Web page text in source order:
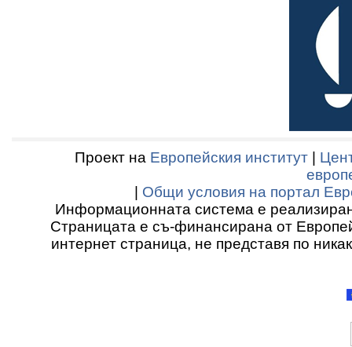
Проект на Европейския институт
Общи условия на портал
Информационната система е
Страницата е съ-финансирана от
интернет страница, не представя по